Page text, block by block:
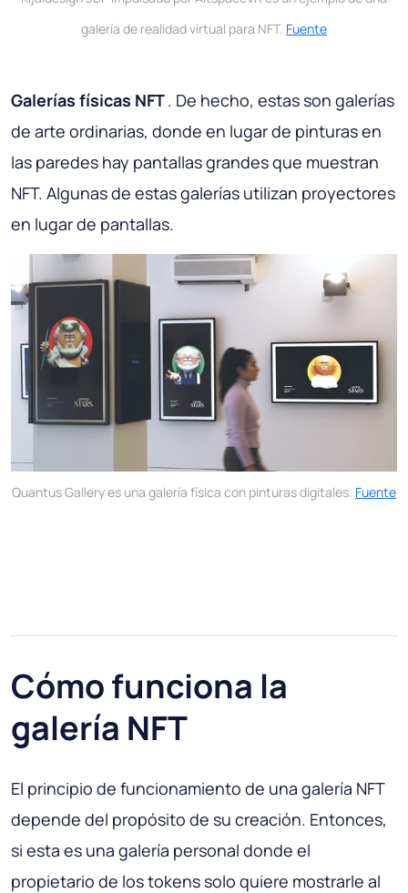
galería de realidad virtual para NFT. Fuente
Galerías físicas NFT. De hecho, estas son galerías
de arte ordinarias, donde en lugar de pinturas en
las paredes hay pantallas grandes que muestran
NFT. Algunas de estas galerías utilizan proyectores
en lugar de pantallas.
Quantus Gallery es una galería física con pinturas digitales. Fuente
Cómo funciona la
galería NFT
El principio de funcionamiento de una galería NFT
depende del propósito de su creación. Entonces,
si esta es una galería personal donde el
propietario de los tokens solo quiere mostrarle al